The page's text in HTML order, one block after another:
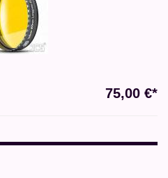
75,00 €*